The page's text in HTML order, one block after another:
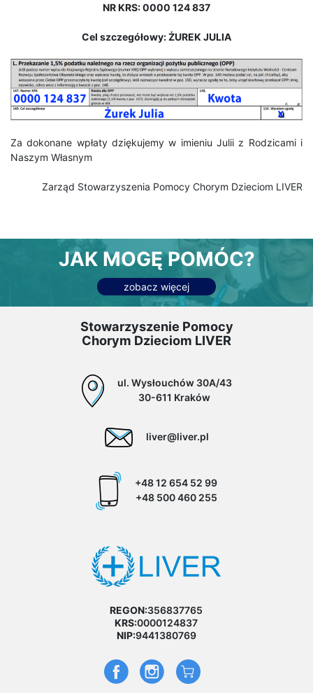
NR KRS: 0000 124 837
Cel szczegółowy: ŻUREK JULIA
Za dokonane wpłaty dziękujemy w imieniu Julii z Rodzicami i
Naszym Własnym
Zarząd Stowarzyszenia Pomocy Chorym Dzieciom LIVER
JAK MOGĘ POMÓC?
zobacz więcej
Stowarzyszenie Pomocy
Chorym Dzieciom LIVER
ul. Wysłouchów 30A/43
30-611 Kraków
liver@liver.pl
+48 12 654 52 99
+48 500 460 255
REGON:356837765
KRS:0000124837
NIP:9441380769